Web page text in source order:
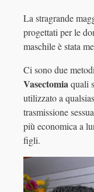
La stragrande
progettati per le
maschile è stata
Ci sono due
Vasectomiaquali
utilizzato a
trasmissione
più economica a
figli.